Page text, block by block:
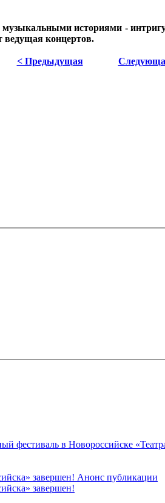
музыкальными историями -
ведущая концертов.
< Предыдущая
фестиваль в Новороссийске
завершен! Анонс публикации
завершен!